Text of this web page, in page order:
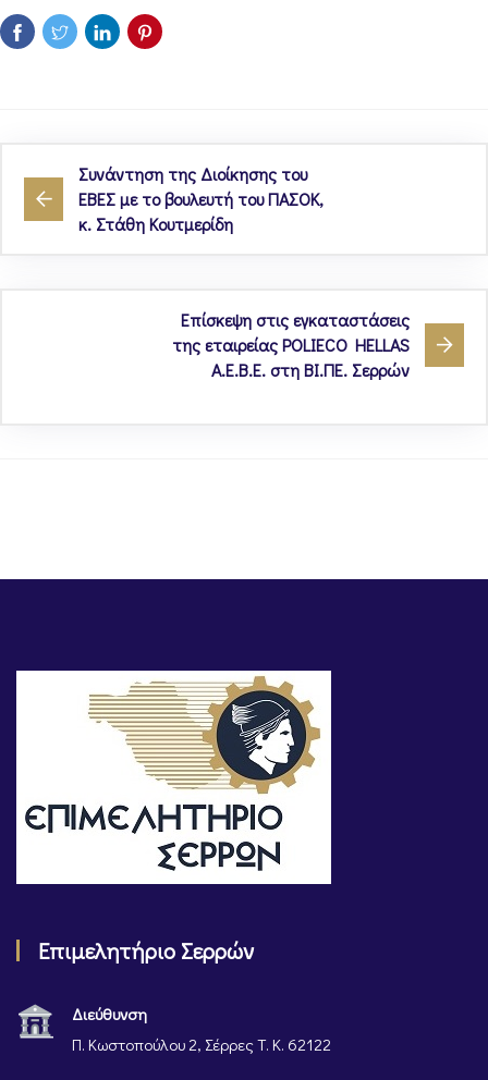
Συνάντηση της Διοίκησης του
ΕΒΕΣ με το βουλευτή του ΠΑΣΟΚ,
κ. Στάθη Κουτμερίδη
Επίσκεψη στις εγκαταστάσεις
της εταιρείας POLIECO HELLAS
A.E.Β.Ε. στη ΒΙ.ΠΕ. Σερρών
Επιμελητήριο Σερρών
Διεύθυνση
Π. Κωστοπούλου 2, Σέρρες Τ. Κ. 62122